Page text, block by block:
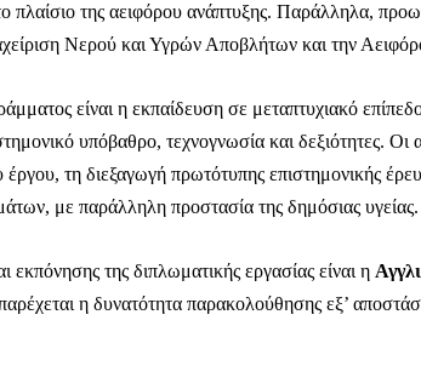
πλαίσιο της αειφόρου ανάπτυξης. Παράλληλα,
Νερού και Υγρών Αποβλήτων και την
είναι η εκπαίδευση σε μεταπτυχιακό
υπόβαθρο, τεχνογνωσία και δεξιότητες. Οι
τη διεξαγωγή πρωτότυπης επιστημονικής
με παράλληλη προστασία της δημόσιας υγείας.
της διπλωματικής εργασίας είναι η
η δυνατότητα παρακολούθησης εξ’